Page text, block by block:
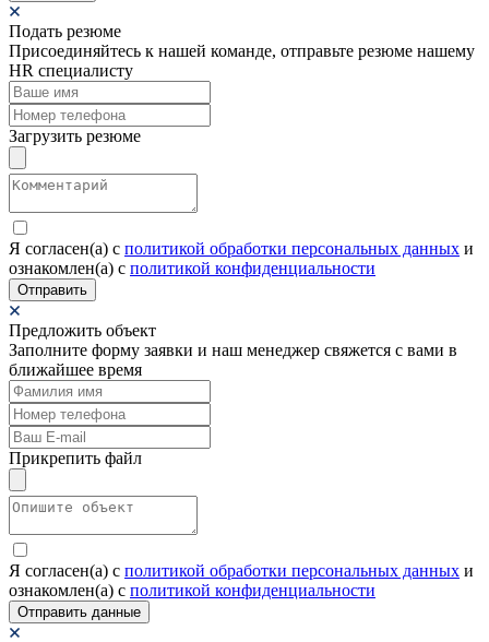
Подать резюме
Присоединяйтесь к нашей команде, отправьте резюме нашему
HR специалисту
Загрузить резюме
Я согласен(а) c политикой обработки персональных данных и
ознакомлен(а) с политикой конфиденциальности
Отправить
Предложить объект
Заполните форму заявки и наш менеджер свяжется с вами в
ближайшее время
Прикрепить файл
Я согласен(а) c политикой обработки персональных данных и
ознакомлен(а) с политикой конфиденциальности
Отправить данные